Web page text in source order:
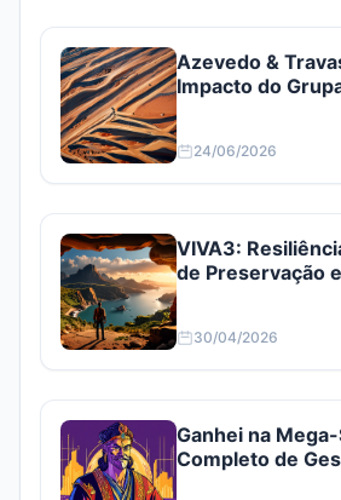
Azevedo &
Impacto do
24/06/2026
VIVA3:
de Preservação
30/04/2026
Ganhei na
Completo de